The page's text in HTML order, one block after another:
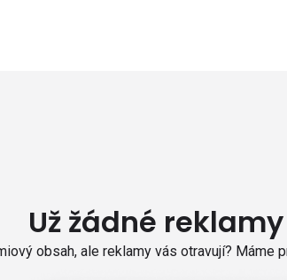
Už žádné reklamy
obsah, ale reklamy vás otravují? Máme